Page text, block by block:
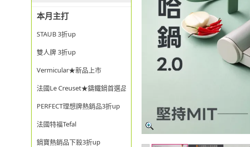
本月主打
STAUB 3折up
雙人牌 3折up
Vermicular★新品上市
法國Le Creuset★鑄鐵鍋首選品牌
PERFECT理想牌熱銷品3折up
法國特福Tefal
鍋寶熱銷品下殺3折up